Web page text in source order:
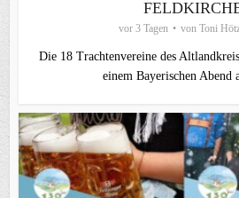
vor 3 Tagen von Toni
Die 18 Trachtenvereine des
einem Bayerischen Abend